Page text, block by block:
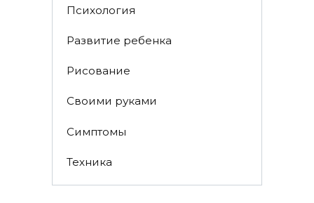
Психология
Развитие ребенка
Рисование
Своими руками
Симптомы
Техника